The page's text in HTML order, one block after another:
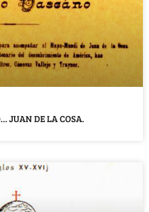
JUAN DE LA COSA.